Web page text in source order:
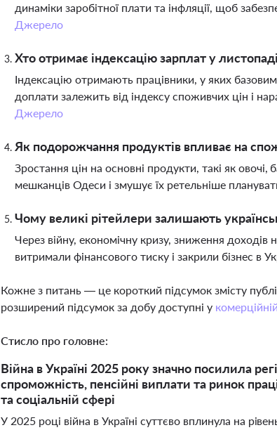
динаміки заробітної плати та інфляції, щоб
Джерело
Хто отримає індексацію зарплат у
Індексацію отримають працівники, у яких
доплати залежить від індексу споживчих цін і
Джерело
Як подорожчання продуктів впливає на
Зростання цін на основні продукти, такі як
мешканців Одеси і змушує їх ретельніше
Чому великі рітейлери залишають
Через війну, економічну кризу, зниження
витримали фінансового тиску і закрили бізнес в
Кожне з питань — це короткий підсумок змісту
розширений підсумок за добу доступні у
Стисло про головне:
Війна в Україні 2025 року значно посилила
спроможність, пенсійні виплати та ринок
та соціальній сфері
У 2025 році війна в Україні суттєво вплинула на